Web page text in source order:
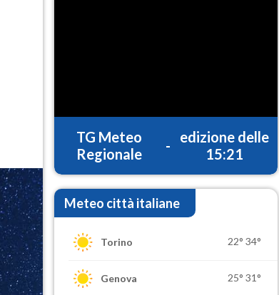
TG Meteo
Regionale
-
edizione delle
15:21
Meteo città italiane
Torino 22° 34°
Genova 25° 31°